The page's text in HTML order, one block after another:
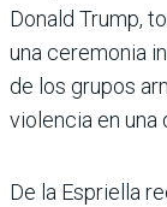
Donald Trump,
una ceremonia
de los grupos
violencia en una
De la Espriella